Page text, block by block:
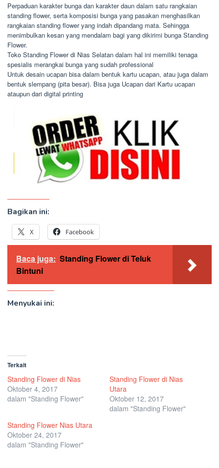
Perpaduan karakter bunga dan karakter daun dalam satu rangkaian
standing flower, serta komposisi bunga yang pasakan menghasilkan
rangkaian standing flower yang indah dipandang mata. Sehingga
menimbulkan kesan yang mendalam bagi yang dikirimi bunga Standing
Flower.
Toko Standing Flower di Nias Selatan dalam hal ini memiliki tenaga
spesialis merangkai bunga yang sudah professional
Untuk desain ucapan bisa dalam bentuk kartu ucapan, atau juga dalam
bentuk slempang (pita besar). Bisa juga Ucapan dari Kartu ucapan
ataupun dari digital printing
Bagikan ini:
X Facebook
Baca juga: Standing Flower di Teluk
Bintuni
Menyukai ini:
Terkait
Standing Flower di Nias
Oktober 4, 2017
dalam "Standing Flower"
Standing Flower di Nias
Utara
Oktober 12, 2017
dalam "Standing Flower"
Standing Flower Nias Utara
Oktober 24, 2017
dalam "Standing Flower"